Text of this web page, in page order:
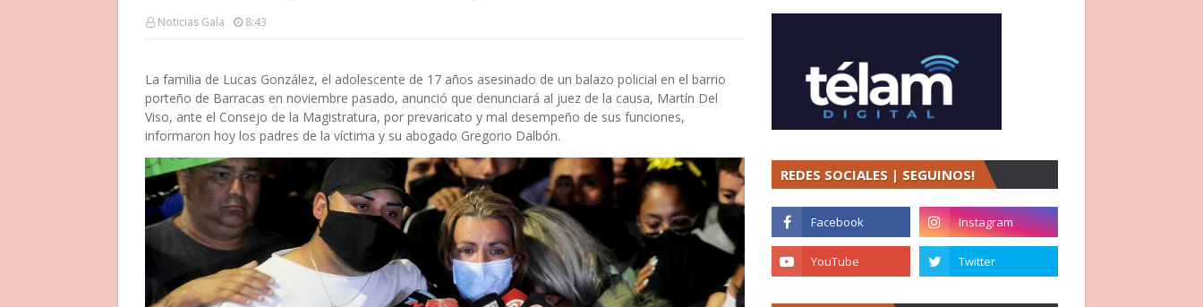
Noticias Gala 8:43
La familia de Lucas González, el adolescente de 17 años asesinado de un balazo policial en el barrio
porteño de Barracas en noviembre pasado, anunció que denunciará al juez de la causa, Martín Del
Viso, ante el Consejo de la Magistratura, por prevaricato y mal desempeño de sus funciones,
informaron hoy los padres de la víctima y su abogado Gregorio Dalbón.
REDES SOCIALES | SEGUINOS!